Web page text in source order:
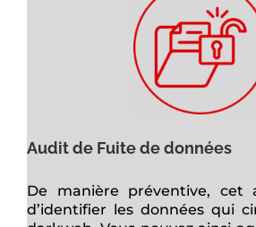
Audit de Fuite de données
De manière préventive, cet
d’identifier les données qui